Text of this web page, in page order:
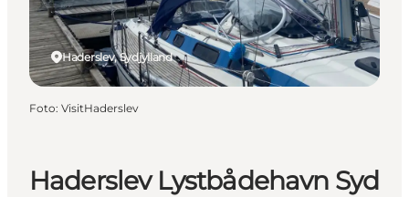
Booking
Haderslev Lystbådehavn Syd
Haderslev, Sydjylland
Foto: VisitHaderslev